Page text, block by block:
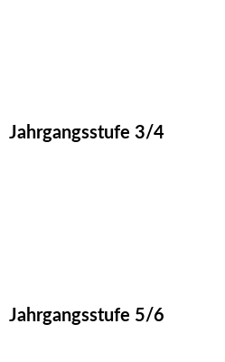
Jahrgangsstufe 3/4
Jahrgangsstufe 5/6